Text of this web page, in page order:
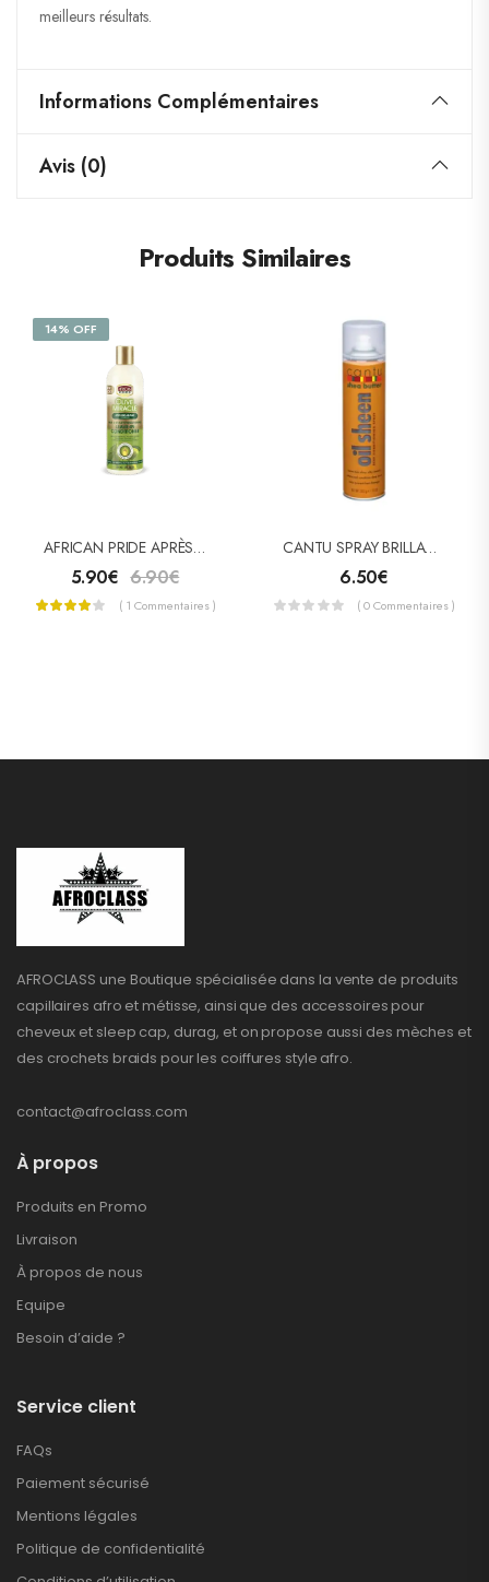
meilleurs résultats.
Informations Complémentaires
Avis (0)
Produits Similaires
14% OFF
AFRICAN PRIDE APRÈS-SHAMPOOING OLIVE MIRACLE 355ml
5.90€ 6.90€
( 1 Commentaires )
CANTU SPRAY BRILLANCE BEURRE DE KARITÉ (OIL SHEEN)
6.50€
( 0 Commentaires )
AFROCLASS une Boutique spécialisée dans la vente de produits
capillaires afro et métisse, ainsi que des accessoires pour
cheveux et sleep cap, durag, et on propose aussi des mèches et
des crochets braids pour les coiffures style afro.
contact@afroclass.com
À propos
Produits en Promo
Livraison
À propos de nous
Equipe
Besoin d’aide ?
Service client
FAQs
Paiement sécurisé
Mentions légales
Politique de confidentialité